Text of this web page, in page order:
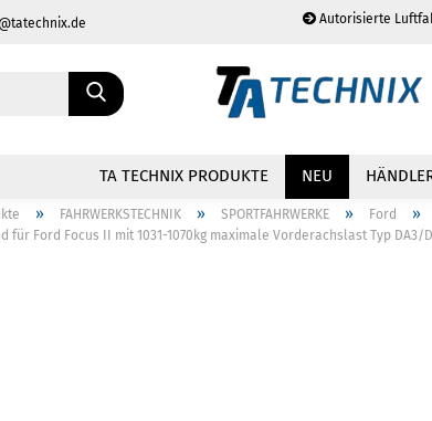
Autorisierte
Sprache
TA TECHNIX PRODUKTE NEU
» FAHRWERKSTECHNIK » SPORTFAHRWERKE » Ford »
für Ford Focus II mit 1031-1070kg maximale Vorderachslast Typ DA3/